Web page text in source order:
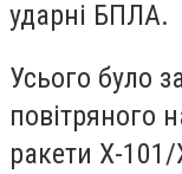
ударні БПЛА.
Усього було
повітряного
ракети Х-101/